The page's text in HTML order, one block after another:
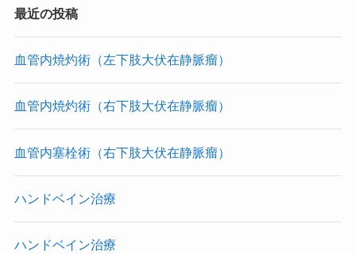
最近の投稿
血管内焼灼術（左下肢大伏在静脈瘤）
血管内焼灼術（右下肢大伏在静脈瘤）
血管内塞栓術（右下肢大伏在静脈瘤）
ハンドベイン治療
ハンドベイン治療